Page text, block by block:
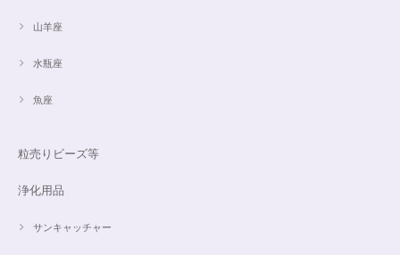
山羊座
水瓶座
魚座
粒売りビーズ等
浄化用品
サンキャッチャー